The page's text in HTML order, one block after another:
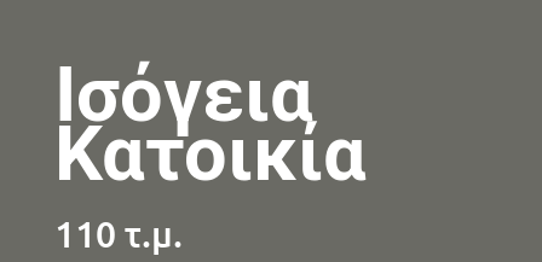
Ισόγεια
Κατοικία
110 τ.μ.